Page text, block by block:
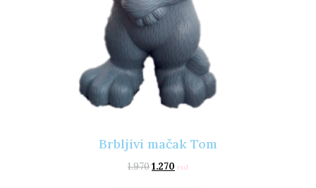
Brbljivi mačak Tom
1.9701.270 rsd